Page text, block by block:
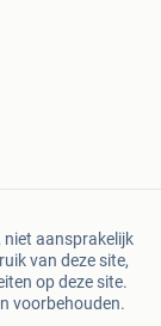
aansprakelijk
van deze site,
op deze site.
voorbehouden.